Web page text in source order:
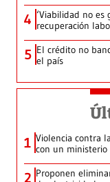
4 ‘Viabilidad no
recuperación
5 El crédito no
el país
1 Violencia contra
con un
2 Proponen